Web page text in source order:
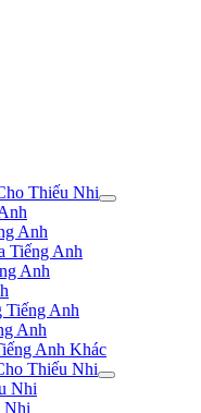
Thiếu Nhi
Anh
Tiếng Anh
Anh
Tiếng Anh
Anh
Anh Khác
Thiếu Nhi
Nhi
Nhi